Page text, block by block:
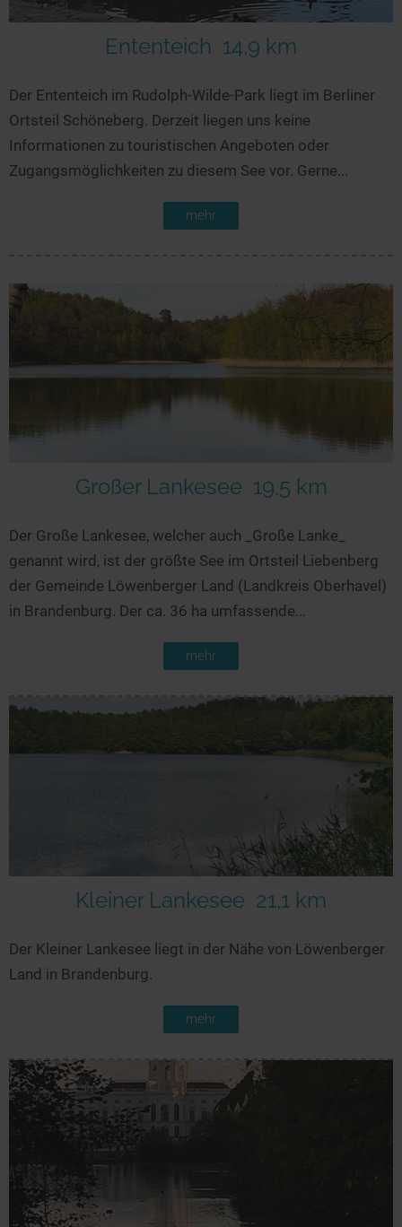
Ententeich 14,9 km
Der Ententeich im Rudolph-Wilde-Park liegt im Berliner
Ortsteil Schöneberg. Derzeit liegen uns keine
Informationen zu touristischen Angeboten oder
Zugangsmöglichkeiten zu diesem See vor. Gerne...
mehr
Großer Lankesee 19,5 km
Der Große Lankesee, welcher auch _Große Lanke_
genannt wird, ist der größte See im Ortsteil Liebenberg
der Gemeinde Löwenberger Land (Landkreis Oberhavel)
in Brandenburg. Der ca. 36 ha umfassende...
mehr
Kleiner Lankesee 21,1 km
Der Kleiner Lankesee liegt in der Nähe von Löwenberger
Land in Brandenburg.
mehr